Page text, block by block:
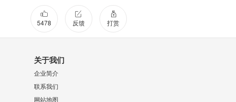
5478 反馈 打赏
关于我们
企业简介
联系我们
网站地图